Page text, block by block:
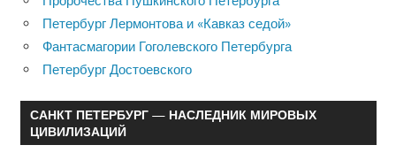
Петербург Лермонтова и «Кавказ седой»
Фантасмагории Гоголевского Петербурга
Петербург Достоевского
САНКТ ПЕТЕРБУРГ — НАСЛЕДНИК МИРОВЫХ
ЦИВИЛИЗАЦИЙ